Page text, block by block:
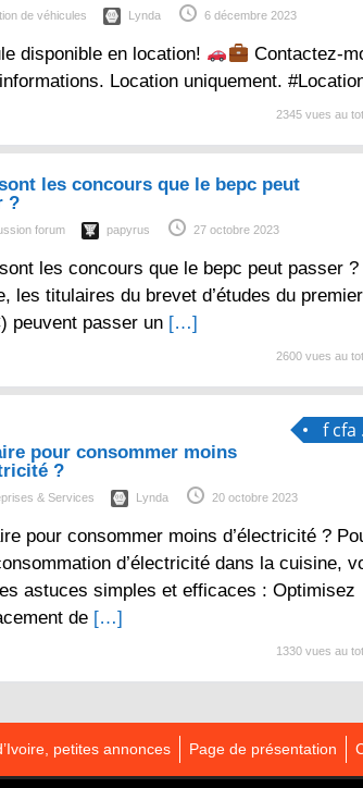
de véhicules Lynda 6 décembre 2023
disponible en location!
Contactez-
Location uniquement.
2345 vues au
les concours que le bepc peut
?
forum papyrus 27 octobre 2023
les concours que le bepc peut passer ?
les titulaires du brevet d’études du
peuvent passer un […]
2600 vues au
f cfa
pour consommer moins
?
& Services Lynda 20 octobre 2023
pour consommer moins d’électricité ?
d’électricité dans la cuisine,
astuces simples et efficaces : Optimisez
de […]
1330 vues au
petites annonces Page de présentation